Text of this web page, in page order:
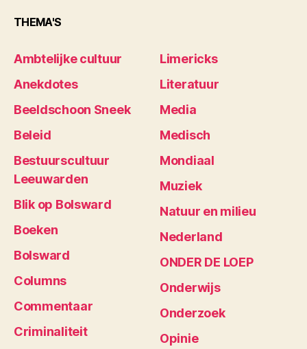
THEMA'S
Ambtelijke cultuur
Anekdotes
Beeldschoon Sneek
Beleid
Bestuurscultuur
Leeuwarden
Blik op Bolsward
Boeken
Bolsward
Columns
Commentaar
Criminaliteit
Limericks
Literatuur
Media
Medisch
Mondiaal
Muziek
Natuur en milieu
Nederland
ONDER DE LOEP
Onderwijs
Onderzoek
Opinie